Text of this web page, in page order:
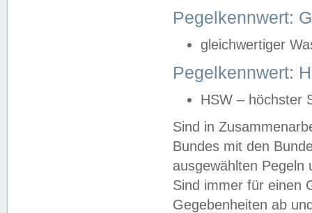
Pegelkennwert:
gleichwertiger
Pegelkennwert:
HSW – höchster
Sind in
Bundes mit den
ausgewählten
Sind immer für einen
Gegebenheiten ab